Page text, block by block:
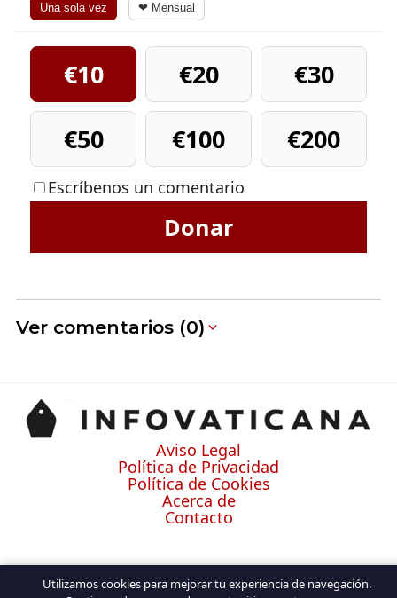
Una sola vez ❤ Mensual
€10 €20
€30
€50
€100 €200
Escríbenos un comentario
Donar
Ver comentarios (0)
Aviso Legal
Política de Privacidad
Política de Cookies
Acerca de
Contacto
Utilizamos cookies para mejorar tu experiencia de navegación.